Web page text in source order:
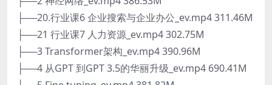
├──20.行业课6 企业搜索与企业办公_ev.mp4 311.46M
├──21 行业课7 人力资源_ev.mp4 302.75M
├──3 Transformer架构_ev.mp4 390.96M
├──4 从GPT 到GPT 3.5的华丽升级_ev.mp4 690.41M